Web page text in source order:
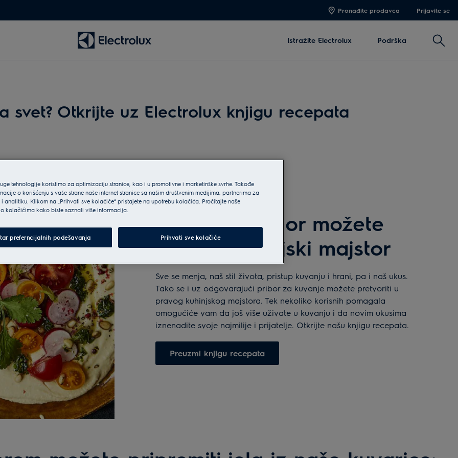
Pronađite prodavca Prijavite se
Istražite Electrolux Podrška
svet? Otkrijte uz Electrolux knjigu recepata
Uz pravi pribor možete
postati kuhinjski majstor
Sve se menja, naš stil života, pristup kuvanju i hrani, pa i naš ukus.
Tako se i uz odgovarajući pribor za kuvanje možete pretvoriti u
pravog kuhinjskog majstora. Tek nekoliko korisnih pomagala
omogućiće vam da još više uživate u kuvanju i da novim ukusima
iznenadite svoje najmilije i prijatelje. Otkrijte našu knjigu recepata.
Preuzmi knjigu recepata
tehnologije koristimo za optimizaciju stranice, kao i u promotivne i marketinške svrhe. Takođe
o korišćenju s vaše strane naše internet stranice sa našim društvenim medijima, partnerima za
analitiku. Klikom na „Prihvati sve kolačiće“ pristajete na upotrebu kolačića. Pročitajte naše
kolačićima kako biste saznali više informacija.
preferncijalnih podešavanja Prihvati sve kolačiće